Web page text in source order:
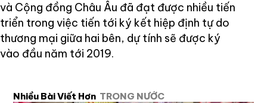
và Cộng đồng Châu Âu đã đạt được nhiều tiến
triển trong việc tiến tới ký kết hiệp định tự do
thương mại giữa hai bên, dự tính sẽ được ký
vào đầu năm tới 2019.
Nhiều Bài Viết Hơn TRONG NƯỚC